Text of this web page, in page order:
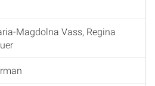
Magdolna Vass, Regina